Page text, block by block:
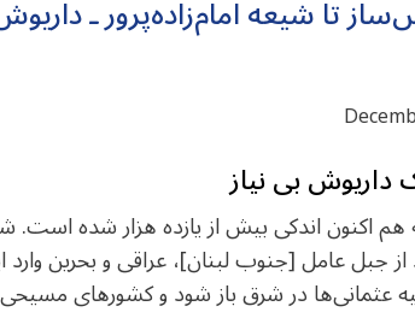
تا شیعه امام‌زاده‌پرور ـ
داریوش بی نیاز
از جبل عامل [جنوب لبنان]، عراقی و بحرین
عثمانی‌ها در شرق باز شود و کشورهای